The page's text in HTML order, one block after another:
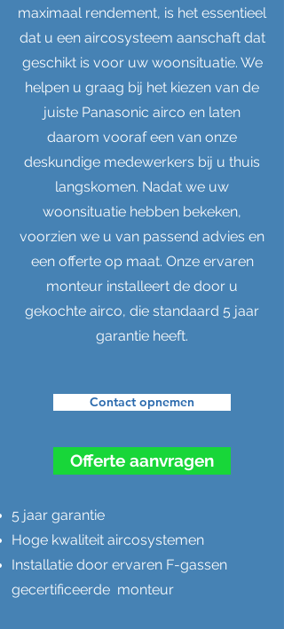
maximaal rendement, is het essentieel
dat u een aircosysteem aanschaft dat
geschikt is voor uw woonsituatie. We
helpen u graag bij het kiezen van de
juiste Panasonic airco en laten
daarom vooraf een van onze
deskundige medewerkers bij u thuis
langskomen. Nadat we uw
woonsituatie hebben bekeken,
voorzien we u van passend advies en
een offerte op maat. Onze ervaren
monteur installeert de door u
gekochte airco, die standaard 5 jaar
garantie heeft.
Contact opnemen
Offerte aanvragen
5 jaar garantie
Hoge kwaliteit aircosystemen
Installatie door ervaren F-gassen
gecertificeerde monteur